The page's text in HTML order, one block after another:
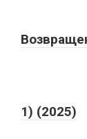
1) (2025)